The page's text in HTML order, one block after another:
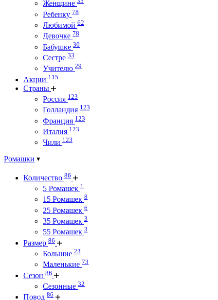
Женщине
Ребенку 78
Любимой 62
Девочке 78
Бабушке 30
Сестре 33
Учителю 29
Акции 115
Страны
Россия 123
Голландия 123
Франция 123
Италия 123
Чили 123
Ромашки
Количество 86
5 Ромашек 1
15 Ромашек 8
25 Ромашек 6
35 Ромашек 3
55 Ромашек 3
Размер 86
Большие 23
Маленькие 73
Сезон 86
Сезонные 32
Повод 86